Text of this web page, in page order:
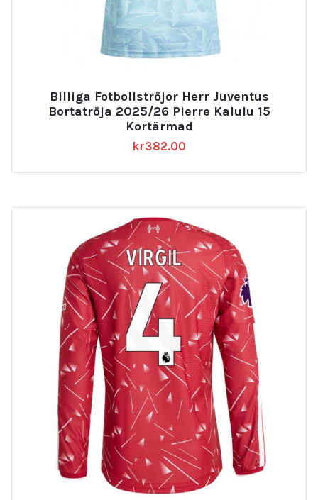
Billiga Fotbollströjor Herr Juventus
Bortatröja 2025/26 Pierre Kalulu 15
Kortärmad
kr382.00